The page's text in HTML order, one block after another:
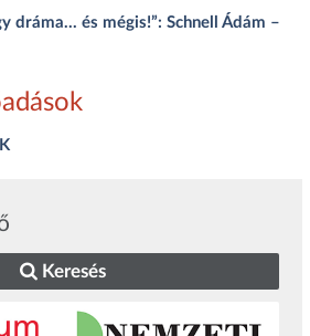
dráma… és mégis!”: Schnell Ádám –
Keresés